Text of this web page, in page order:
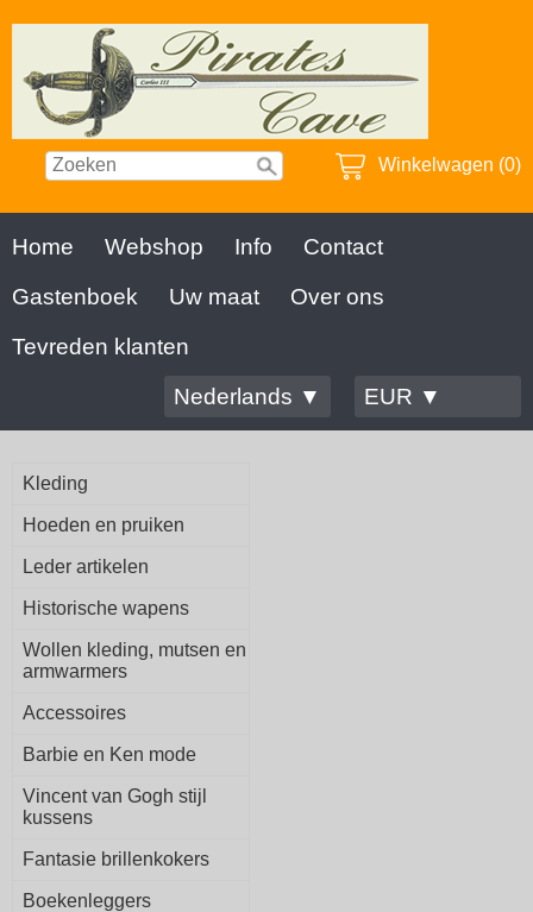
Winkelwagen (0)
Home Webshop Info
Contact
Gastenboek
Uw maat
Over ons
Tevreden klanten
Nederlands ▼
EUR ▼
Kleding
Hoeden en pruiken
Leder artikelen
Historische wapens
Wollen kleding, mutsen en
armwarmers
Accessoires
Barbie en Ken mode
Vincent van Gogh stijl
kussens
Fantasie brillenkokers
Boekenleggers